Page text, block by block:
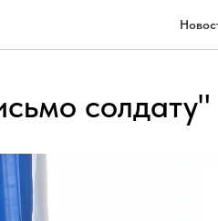
солдату"